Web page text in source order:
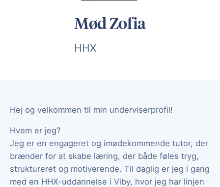
Mød Zofia
HHX
Hej og velkommen til min underviserprofil!
Hvem er jeg?
Jeg er en engageret og imødekommende tutor, der
brænder for at skabe læring, der både føles tryg,
struktureret og motiverende. Til daglig er jeg i gang
med en HHX-uddannelse i Viby, hvor jeg har linjen